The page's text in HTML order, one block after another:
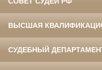
ВЫСШАЯ
СУДЕБНЫЙ